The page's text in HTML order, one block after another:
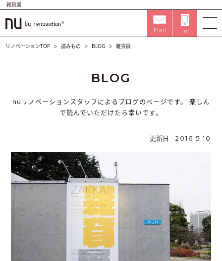
雑貨展
リノベーションTOP 読みもの BLOG 雑貨展
BLOG
nuリノベーションスタッフによるブログのページです。
楽しん
で読んでいただけたら幸いです。
更新日 2016.5.10